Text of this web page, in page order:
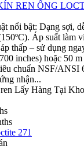
REN ỐNG
nổi bật: Dạng sợi,
Áp suất làm
thấp – sử dụng
inches) hoặc 50
chuẩn NSF/
nhận...
Lấy Hàng Tại Kho
271